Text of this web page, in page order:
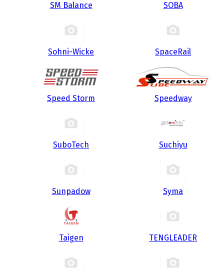
SM Balance SOBA
Sohni-Wicke SpaceRail
Speed Storm Speedway
SuboTech Suchiyu
Sunpadow Syma
Taigen TENGLEADER